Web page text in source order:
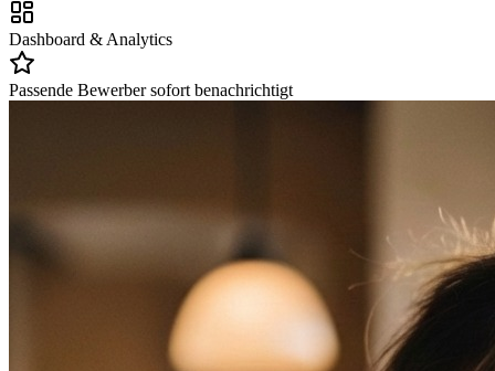
Dashboard & Analytics
Passende Bewerber sofort benachrichtigt